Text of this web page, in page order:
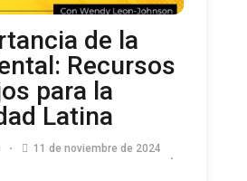
de la
Recursos
para la
Latina
11 de noviembre de 2024